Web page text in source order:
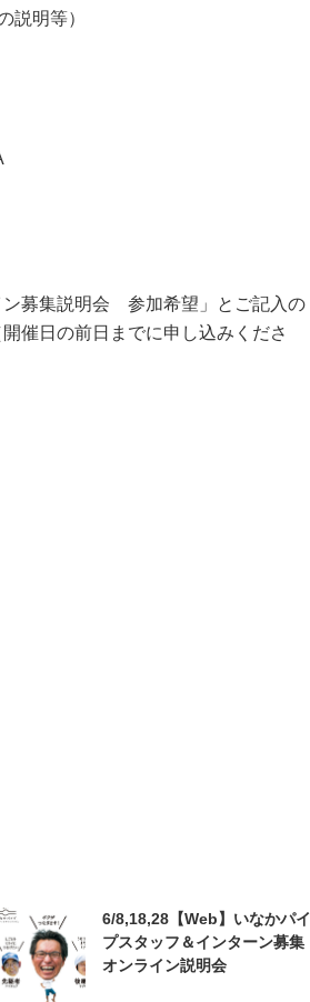
説明等）
ン募集説明会 参加希望」とご記入の
催日の前日までに申し込みくださ
6/8,18,28【Web】いなかパイ
プスタッフ＆インターン募集
オンライン説明会